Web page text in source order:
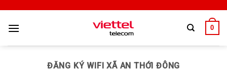
0
ĐĂNG KÝ WIFI XÃ AN THỚI ĐÔNG